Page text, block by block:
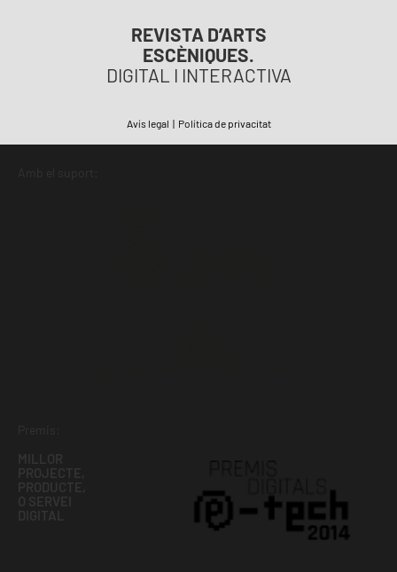
REVISTA D’ARTS
ESCÈNIQUES.
DIGITAL I INTERACTIVA
Avís legal | Política de privacitat